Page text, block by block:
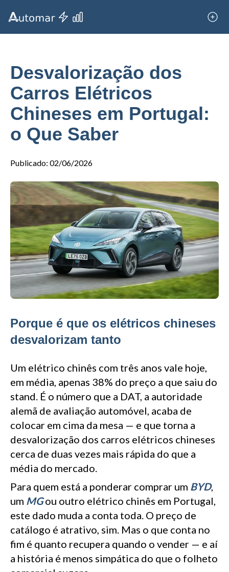
Desvalorização dos
Carros Elétricos
Chineses em Portugal:
o Que Saber
Publicado: 02/06/2026
Porque é que os elétricos chineses
desvalorizam tanto
Um elétrico chinês com três anos vale hoje,
em média, apenas 38% do preço a que saiu do
stand. É o número que a DAT, a autoridade
alemã de avaliação automóvel, acaba de
colocar em cima da mesa — e que torna a
desvalorização dos carros elétricos chineses
cerca de duas vezes mais rápida do que a
média do mercado.
Para quem está a ponderar comprar um BYD,
um MGou outro elétrico chinês em Portugal,
este dado muda a conta toda. O preço de
catálogo é atrativo, sim. Mas o que conta no
fim é quanto recupera quando o vender — e aí
a história é menos simpática do que o folheto